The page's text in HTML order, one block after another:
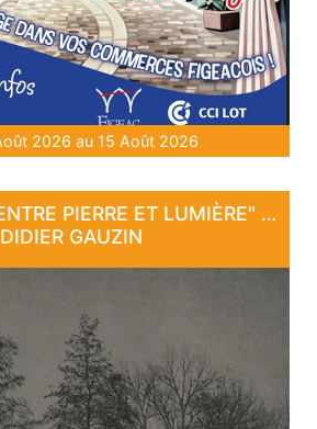
2026 au 15 Août 2026
EXPOSITION "ENTRE PIERRE ET LUMIÈRE" - DE DAN COURTICE ET DE
DIDIER GAUZIN